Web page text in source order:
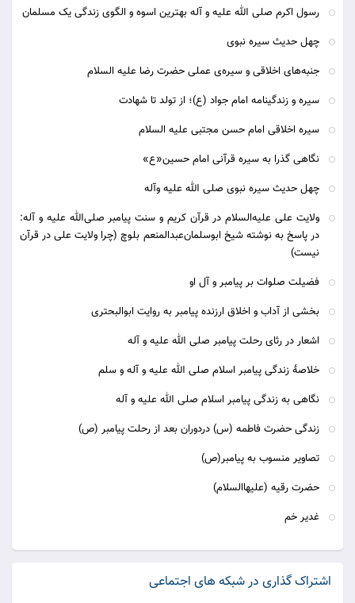
رسول اکرم صلی الله علیه و آله بهترین اسوه و الگوی زندگی یک مسلمان
چهل حدیث سیره نبوی
جنبه‌های اخلاقی و سیره‌ی عملی حضرت رضا علیه السلام
سیره و زندگینامه امام جواد (ع)؛ از تولد تا شهادت
سیره اخلاقی امام حسن مجتبی علیه السلام
نگاهی گذرا به سیره قرآنی امام حسین«ع»
چهل حدیث سیره نبوی صلی الله علیه وآله
ولایت علی علیه‌السلام در قرآن کریم و سنت پیامبر صلی‌الله علیه و آله:
در پاسخ به نوشته شیخ ابوسلمان‌عبدالمنعم بلوچ (چرا ولایت علی در قرآن
نیست)
فضیلت صلوات بر پیامبر و آل او
بخشی از آداب و اخلاق ارزنده پیامبر به روایت ابوالبحتری
اشعار در رثای رحلت پیامبر صلی الله علیه و آله
خلاصۀ زندگی پیامبر اسلام صلی الله علیه و آله و سلم
نگاهی به زندگی پیامبر اسلام صلی الله علیه و آله
زندگی حضرت فاطمه (س) دردوران بعد از رحلت پیامبر (ص)
تصاویر منسوب به پیامبر(ص)
حضرت رقیه (علیهاالسلام)
غدیر خم
اشتراک گذاری در شبکه های اجتماعی